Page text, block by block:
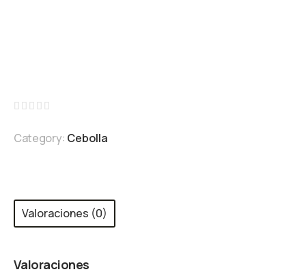
con
0
Category: Cebolla
Valoraciones (0)
Valoraciones